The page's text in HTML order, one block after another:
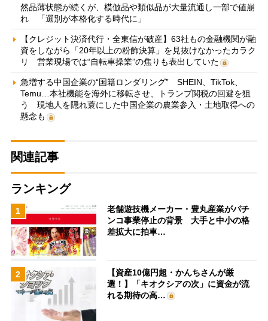
然品薄状態が続くが、模倣品や類似品が大量流通し一部で値崩
れ 「選別が本格化する時代に」
【クレジット決済代行・全東信が破産】63社もの金融機関が融
資をしながら「20年以上の粉飾決算」を見抜けなかったカラク
リ 営業現場では“自転車操業”の焦りも表出していた
急増する中国企業の“国籍ロンダリング” SHEIN、TikTok、
Temu…本社機能を海外に移転させ、トランプ関税の回避を狙
う 現地人を隠れ蓑にした中国企業の農業参入・土地取得への
懸念も
関連記事
ランキング
1
老舗遊技機メーカー・豊丸産業がパチ
ンコ事業停止の背景 大手と中小の格
差拡大に拍車…
2
【資産10億円超・かんちさんが厳
選！】「キオクシアの次」に資金が流
れる期待の高…